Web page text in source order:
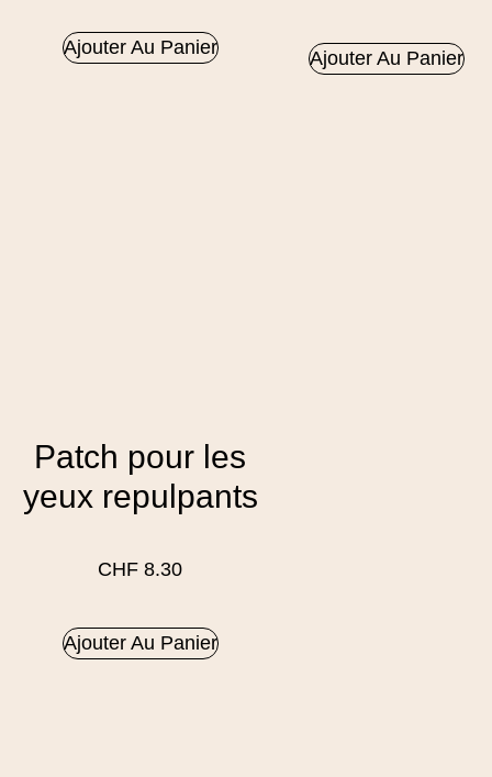
Ajouter Au Panier Ajouter Au Panier
Patch pour les
yeux repulpants
CHF 8.30
Ajouter Au Panier